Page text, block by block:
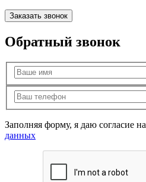
Заказать звонок
Обратный звонок
Заполняя форму, я даю согласие на
данных